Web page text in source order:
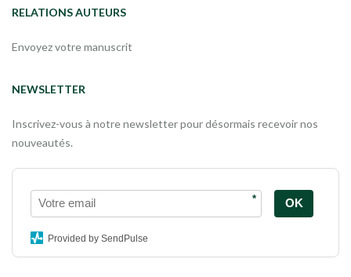
RELATIONS AUTEURS
Envoyez votre manuscrit
NEWSLETTER
Inscrivez-vous à notre newsletter pour désormais recevoir nos
nouveautés.
* OK
Provided by SendPulse